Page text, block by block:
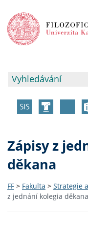
Zápisy z
děkana
FF > Fakulta > Strategie
z jednání kolegia děkana